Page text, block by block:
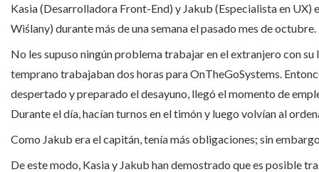
Kasia (Desarrolladora Front-End) y Jakub (Especialista en UX)
Wiślany) durante más de una semana el pasado mes de octubre.
No les supuso ningún problema trabajar en el extranjero con
temprano trabajaban dos horas para OnTheGoSystems.
despertado y preparado el desayuno, llegó el momento de
Durante el día, hacían turnos en el timón y luego volvían al
Como Jakub era el capitán, tenía más obligaciones; sin
De este modo, Kasia y Jakub han demostrado que es posible